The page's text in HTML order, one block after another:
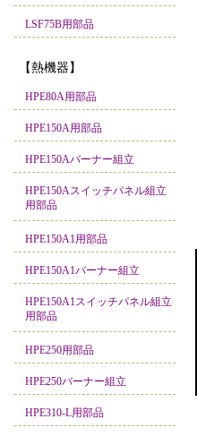
LSF75B用部品
【熱機器】
HPE80A用部品
HPE150A用部品
HPE150Aバーナー組立
HPE150Aスイッチパネル組立
用部品
HPE150A1用部品
HPE150A1バーナー組立
HPE150A1スイッチパネル組立
用部品
HPE250用部品
HPE250バーナー組立
HPE310-L用部品